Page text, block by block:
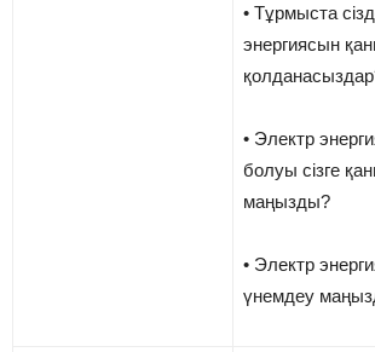
• Тұрмыста
энергиясын
• Электр
болуы сізге
маңызды?
• Электр
үнемдеу